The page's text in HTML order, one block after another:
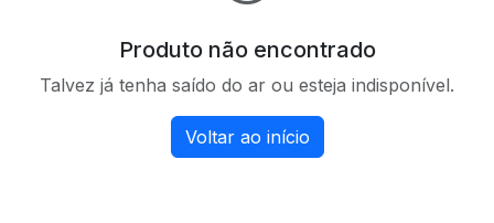
Produto não encontrado
Talvez já tenha saído do ar ou esteja indisponível.
Voltar ao início